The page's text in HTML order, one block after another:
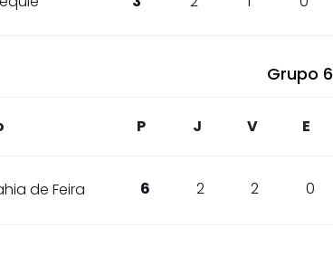
Grupo 6
P J V E
de Feira 6 2 2 0